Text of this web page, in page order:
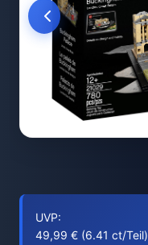
UVP:
49,99 € (6.41 ct/Teil)